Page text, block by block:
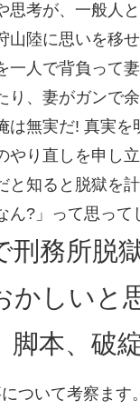
思考が、一般人
山陸に思いを移せ
一人で背負って
り、妻がガンで
は無実だ! 真実を
やり直しを申し
と知ると脱獄を計
ん?」って思って
刑務所脱
かしいと
脚本、破
ついて考察ます。